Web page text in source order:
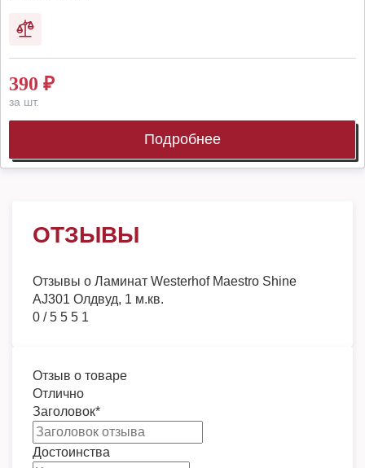
390 ₽
за шт.
Подробнее
ОТЗЫВЫ
Отзывы о Ламинат Westerhof Maestro Shine
AJ301 Олдвуд, 1 м.кв.
0 /5 5 5 1
Отзыв о товаре
Отлично
Заголовок*
Достоинства